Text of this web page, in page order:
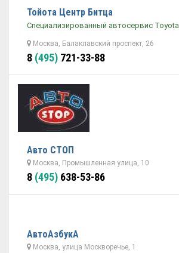
Тойота Центр Битца
Специализированный автосервис Toyota
Москва, Балаклавский проспект, 26
8 (495) 721-33-88
Авто СТОП
Москва, Промышленная улица, 10
8 (495) 638-53-86
АвтоАзбукА
Москва, улица Москворечье, 1